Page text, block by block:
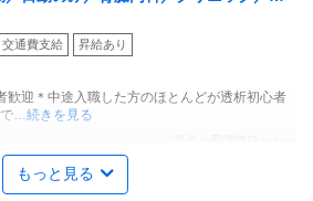
交通費支給 昇給あり
歓迎＊中途入職した方のほとんどが透析初心者
…続きを見る
リモート有×フルフレックス」内科小児
もっと見る